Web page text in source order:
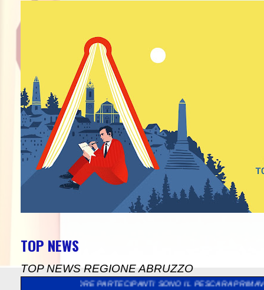
TOP NEWS
TOP NEWS REGIONE ABRUZZO
PARTECIPANTI SONO IL PESCARA PRIMAVERA, L'